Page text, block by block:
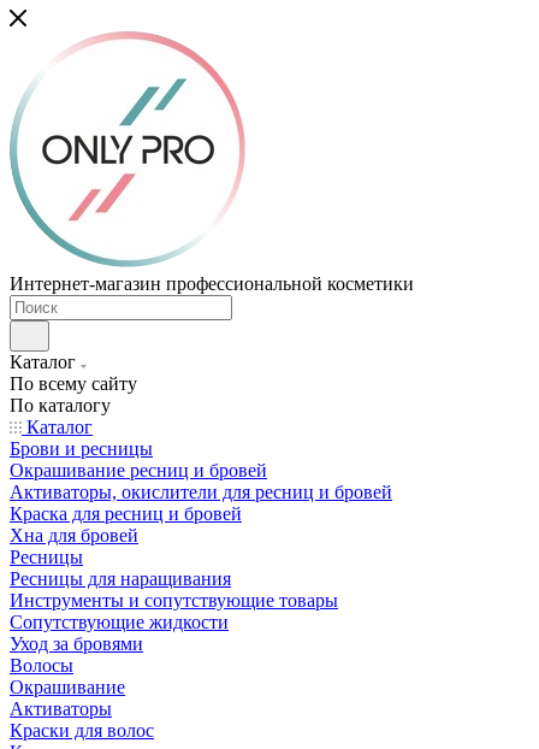
Интернет-магазин профессиональной косметики
Каталог
По всему сайту
По каталогу
Каталог
Брови и ресницы
Окрашивание ресниц и бровей
Активаторы, окислители для ресниц и бровей
Краска для ресниц и бровей
Хна для бровей
Ресницы
Ресницы для наращивания
Инструменты и сопутствующие товары
Сопутствующие жидкости
Уход за бровями
Волосы
Окрашивание
Активаторы
Краски для волос